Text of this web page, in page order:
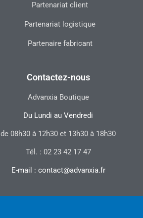
Partenariat client
Partenariat logistique
Partenaire fabricant
Contactez-nous
Advanxia Boutique
Du Lundi au Vendredi
de 08h30 à 12h30 et 13h30 à 18h30
Tél. : 02 23 42 17 47
E-mail : contact@advanxia.fr